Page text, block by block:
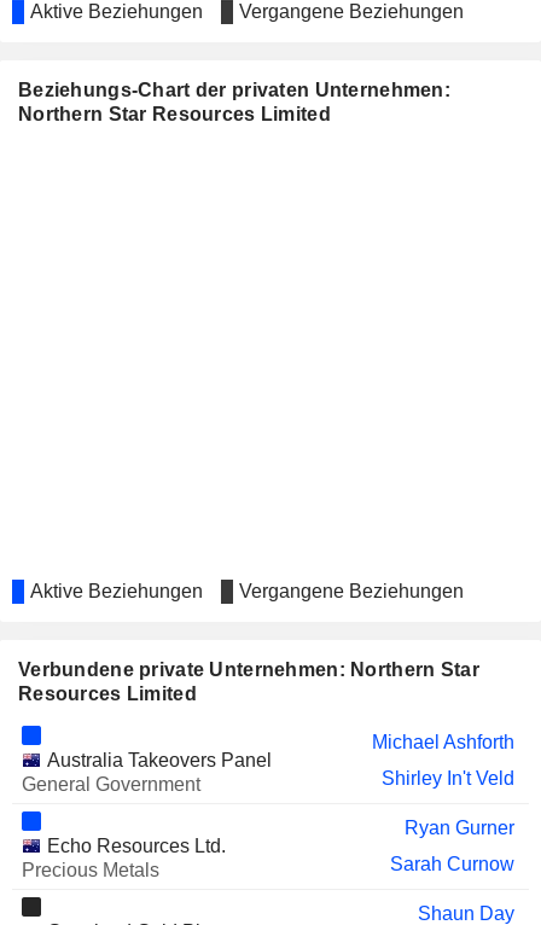
Matthew Nixon
WESFARMERS LIMITED
Michael Chaney
DEVEX RESOURCES
Marnie Finlayson
ALCHEMY RESOURCES
BELLEVUE GOLD LIMITED
Darren Stralow
Guy Moore
Tony Kiernan
TURACO GOLD LIMITED
John Fitzgerald
Raymond Parry
Aktive Beziehungen Vergangene Beziehungen
Beziehungs-Chart der privaten Unternehmen:
Northern Star Resources Limited
Aktive Beziehungen Vergangene Beziehungen
Verbundene private Unternehmen: Northern Star
Resources Limited
Australia Takeovers Panel
General Government
Michael Ashforth
Shirley In't Veld
Echo Resources Ltd.
Precious Metals
Ryan Gurner
Sarah Curnow
Shaun Day